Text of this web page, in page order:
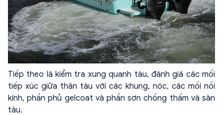
Tiếp theo là kiểm tra xung quanh tàu, đánh giá các mối
tiếp xúc giữa thân tàu với các khung, nóc, các mối nối
kính, phần phủ gelcoat và phần sơn chống thấm và sàn
tàu.